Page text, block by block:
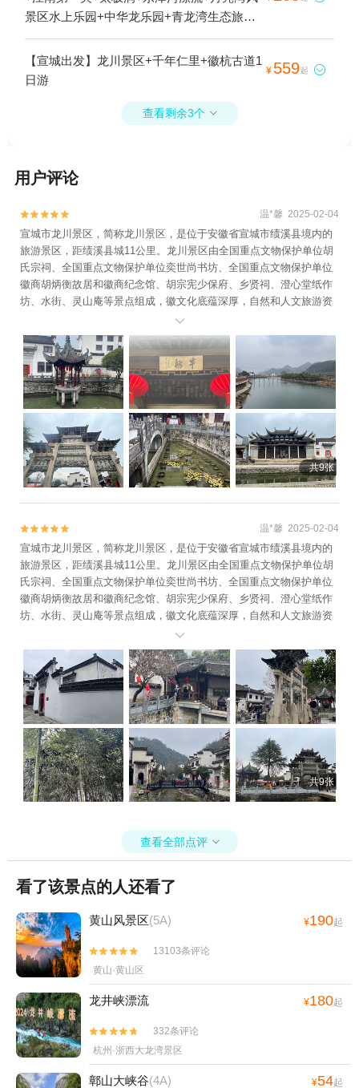
景区水上乐园+中华龙乐园+青龙湾生态旅游
区+夏霖九天银瀑风景区+胡宗宪尚书府+皖
南事变烈士陵园+敬亭山+江村+石佛山+桃花
潭+龙川景区+障山大峡谷+水西国家森林公
+中国宣纸文化园+白云洞+太极湖村风景区
泉洞+古孔灵汪家大院浧坡地主庄园+千年仁
里+徽杭古道+水东老街+广德百杨生态园+宁
国市石柱山+广德灵山大峡谷+华东大裂谷
+宣城鳄鱼湖移动水上乐园+宣城水上乐园
+安徽宣城龙悦谷高尔夫俱乐部+宣城市红星
剧场+宣城奇特欢乐园+安徽广德南溪漂流
+胡宗宪少保府+澄心堂宣纸作坊+龙川水街
+朱旺村+郎溪观天下旅游风景区+吴越古道
+太极五色谷景区+红岩溪漂流+宣城泾县桃
花潭畔森林温泉+亲心谷文化旅游度假区+中
国官塘湖景区+宣城欢乐岛+宣城敬林酒店
+石龙山漂流+桃花潭10℃竹筏漂流+皖南大
峡谷激情漂流+teamLab未来游乐园+皖南川
藏线全地形越野俱乐部+桃花潭鸿峨迷谷花海
+青龙潭激情漂流景区+云景牛山+皖南灵山
景区+水东古镇景区+宁国龙门大峡谷景区
+西津野渡竹筏生态观光景区+月亮湾风景区
+广德太极洞国际滑翔伞营地+皖南雅鲁藏布
玻璃漂流+泾县桃花潭畔诗画山水酒店(原宣
城桃花潭畔度假酒店)+宣城扬子鳄保护区+皖
南野生动物园+汉唐纸坊景区+皖南徽水河竹
筏探秘+桃花潭畔旅游度假区1日游
【宣城出发】龙川景区+千年仁里+徽杭古道1
日游
¥ 559起 
查看剩余3个 
用户评论

 温*馨 2025-02-04
宣城市龙川景区，简称龙川景区，是位于安徽省宣城市绩溪县境内的
旅游景区，距绩溪县城11公里。龙川景区由全国重点文物保护单位胡
氏宗祠、全国重点文物保护单位奕世尚书坊、全国重点文物保护单位
徽商胡炳衡故居和徽商纪念馆、胡宗宪少保府、乡贤祠、澄心堂纸作
坊、水街、灵山庵等景点组成，徽文化底蕴深厚，自然和人文旅游资

共9张

 温*馨 2025-02-04
宣城市龙川景区，简称龙川景区，是位于安徽省宣城市绩溪县境内的
旅游景区，距绩溪县城11公里。龙川景区由全国重点文物保护单位胡
氏宗祠、全国重点文物保护单位奕世尚书坊、全国重点文物保护单位
徽商胡炳衡故居和徽商纪念馆、胡宗宪少保府、乡贤祠、澄心堂纸作
坊、水街、灵山庵等景点组成，徽文化底蕴深厚，自然和人文旅游资

共9张
查看全部点评 
看了该景点的人还看了
黄山风景区(5A) ¥190起


13103条评论
黄山·黄山区
龙井峡漂流 ¥180起


332条评论
杭州·浙西大龙湾景区
鄣山大峡谷(4A) ¥54起